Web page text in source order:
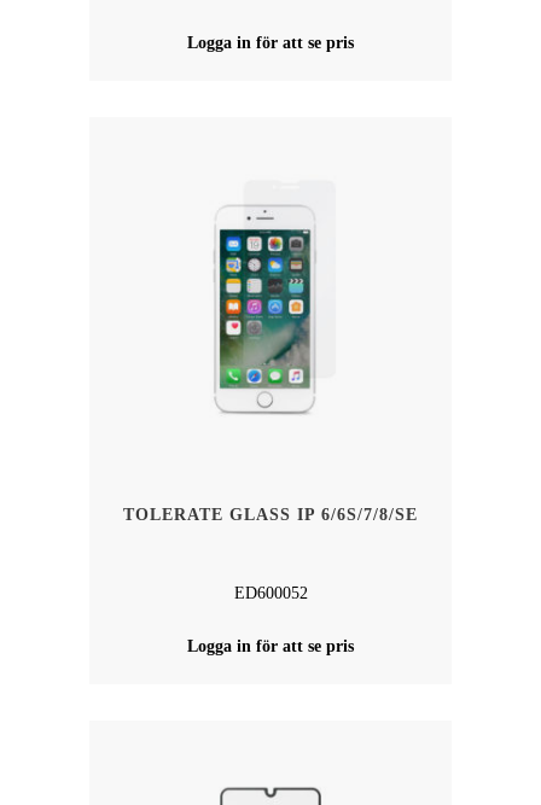
Logga in för att se pris
TOLERATE GLASS IP 6/6S/7/8/SE
ED600052
Logga in för att se pris